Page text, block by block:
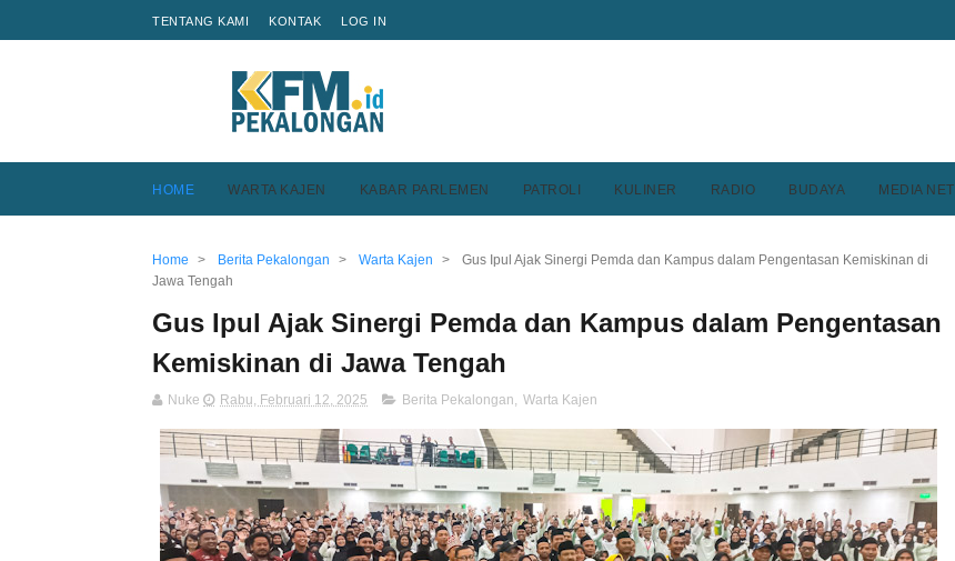
TENTANG KAMI KONTAK LOG IN
HOME WARTA KAJEN KABAR PARLEMEN PATROLI KULINER RADIO BUDAYA MEDIA NET
Home > Berita Pekalongan > Warta Kajen >
Gus Ipul Ajak Sinergi Pemda dan Kampus dalam Pengentasan Kemiskinan di
Jawa Tengah
Gus Ipul Ajak Sinergi Pemda dan Kampus dalam Pengentasan
Kemiskinan di Jawa Tengah
Nuke Rabu, Februari 12, 2025 Berita Pekalongan, Warta Kajen